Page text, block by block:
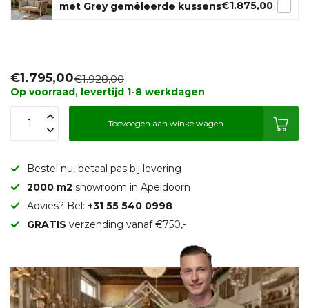
met Grey gemêleerde kussens€1.875,00
€1.795,00€1.928,00
Op voorraad, levertijd 1-8 werkdagen
Toevoegen aan winkelwagen
Bestel nu, betaal pas bij levering
2000 m2 showroom in Apeldoorn
Advies? Bel: +31 55 540 0998
GRATIS verzending vanaf €750,-